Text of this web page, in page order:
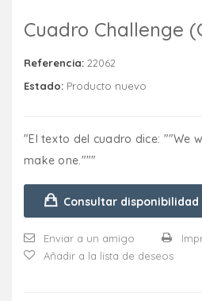
Cuadro Challenge
Referencia: 22062
Estado: Producto nuevo
"El texto del cuadro dice: ""We
make one."""
Consultar disponibilidad
Enviar a un amigo
Añadir a la lista de deseos